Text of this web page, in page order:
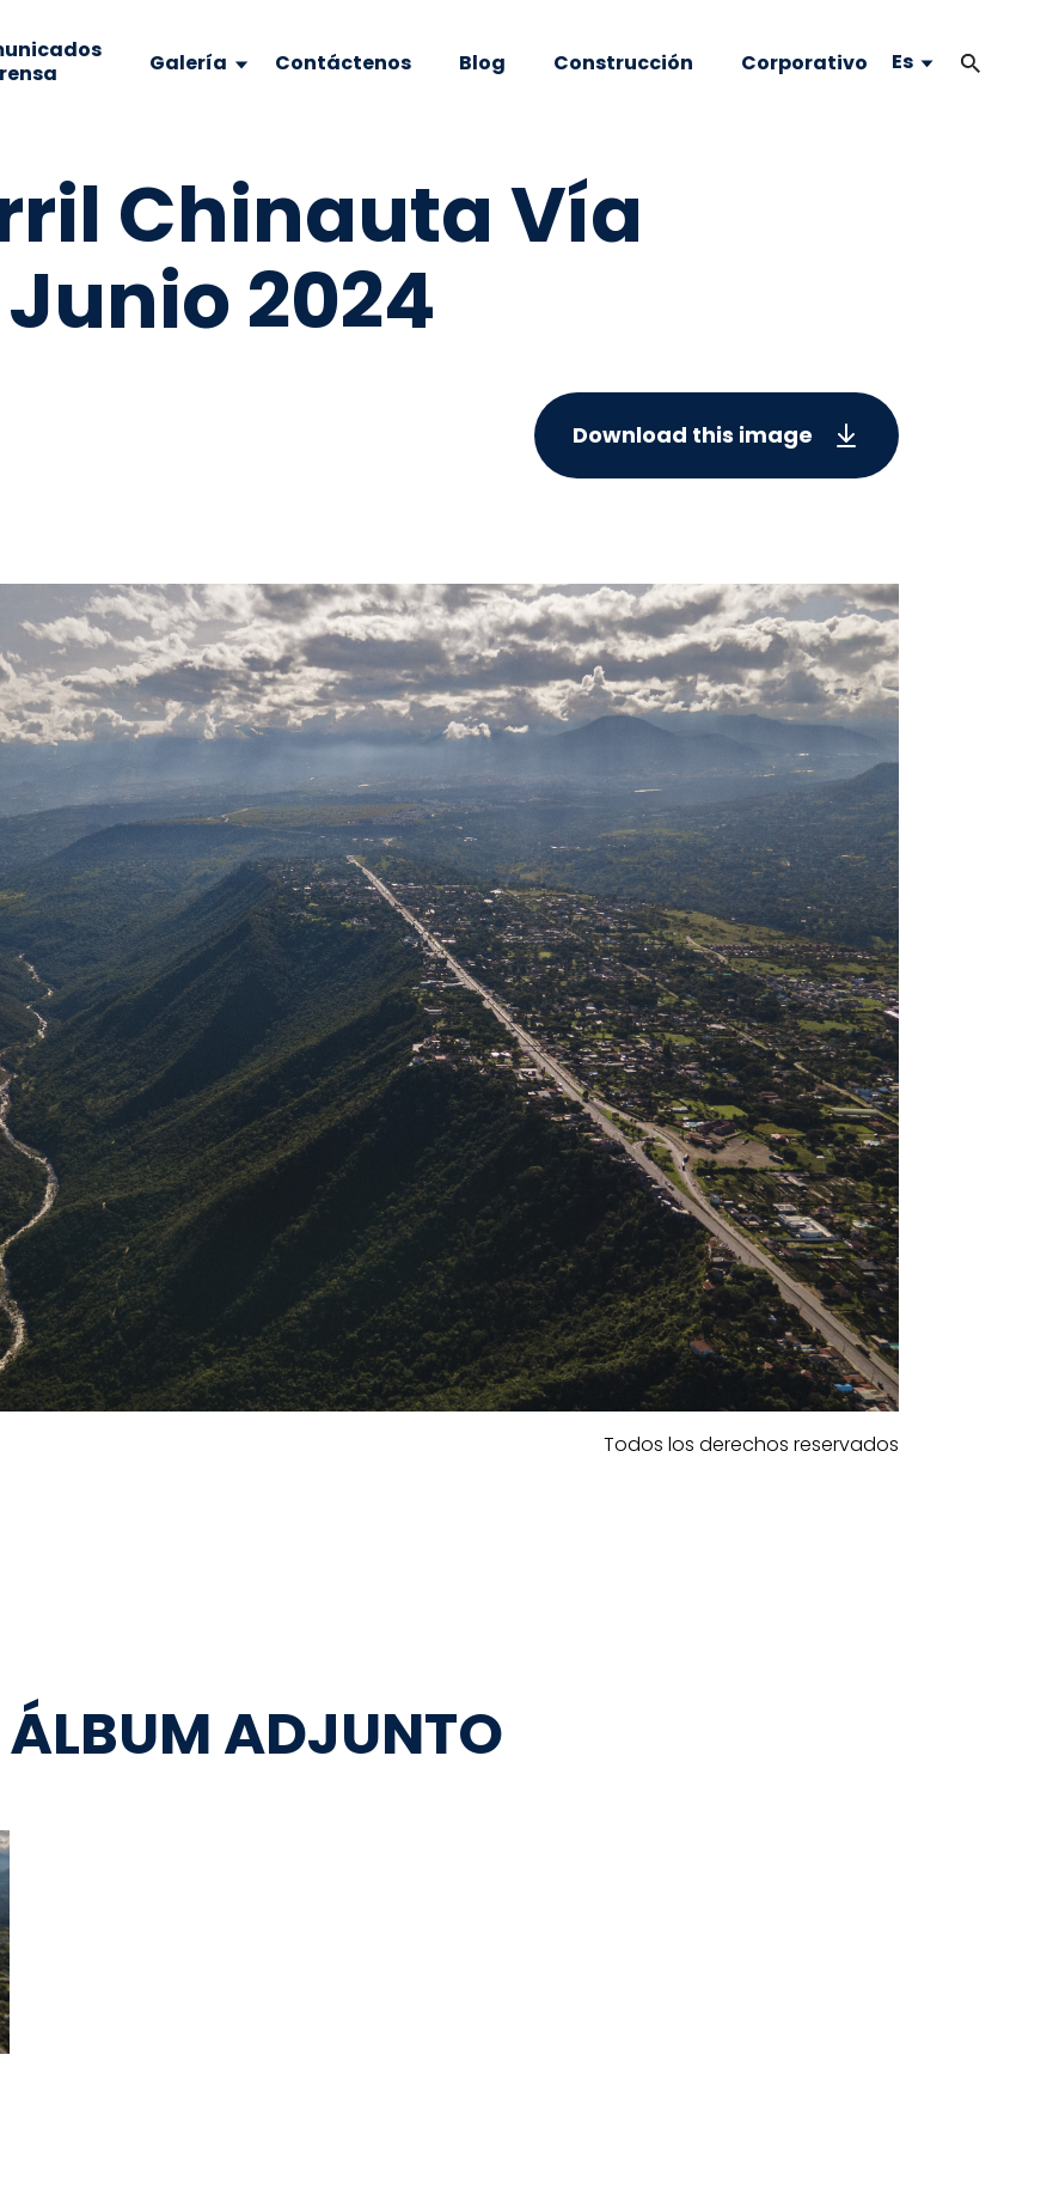
Galería Contáctenos Blog Construcción Corporativo Es
Chinauta Vía
2024
Download this image
Todos los derechos reservados
ÁLBUM ADJUNTO